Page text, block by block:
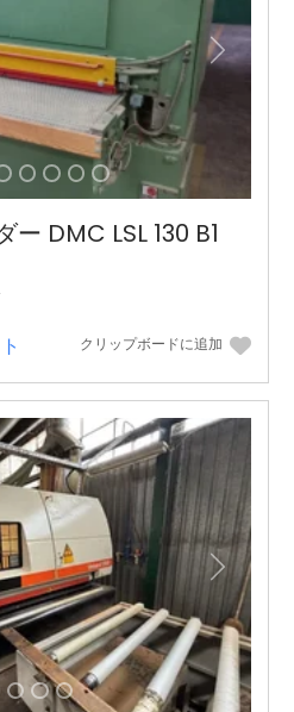
次
ー DMC LSL 130 B1
クリップボードに追加
次